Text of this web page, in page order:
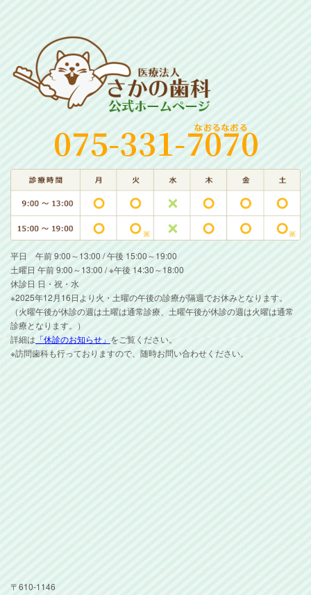
平日 午前 9:00～13:00 / 午後 15:00～19:00
土曜日 午前 9:00～13:00 / ※午後 14:30～18:00
休診日 日・祝・水
※2025年12月16日より火・土曜の午後の診療が隔週でお休みとなります。
（火曜午後が休診の週は土曜は通常診療、土曜午後が休診の週は火曜は通常
診療となります。）
詳細は 「休診のお知らせ」 をご覧ください。
※訪問歯科も行っておりますので、随時お問い合わせください。
〒610-1146